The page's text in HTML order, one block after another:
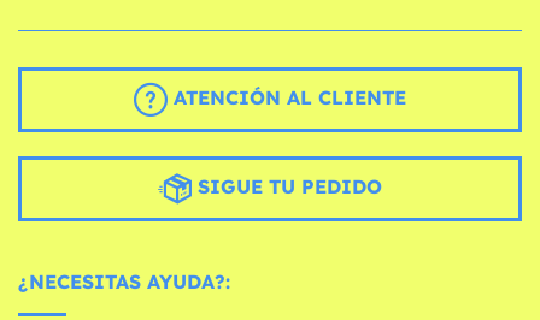
ATENCIÓN AL CLIENTE
SIGUE TU PEDIDO
¿NECESITAS AYUDA?: